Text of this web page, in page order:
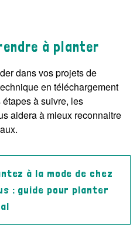
à planter
dans vos projets de
en téléchargement
à suivre, les
aidera à mieux reconnaitre
à la mode de chez
: guide pour planter